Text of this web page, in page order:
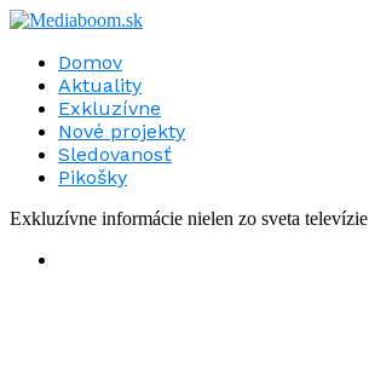
Domov
Aktuality
Exkluzívne
Nové projekty
Sledovanosť
Pikošky
Exkluzívne informácie nielen zo sveta televízie